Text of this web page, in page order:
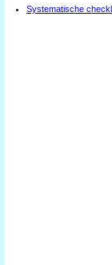
Systematische